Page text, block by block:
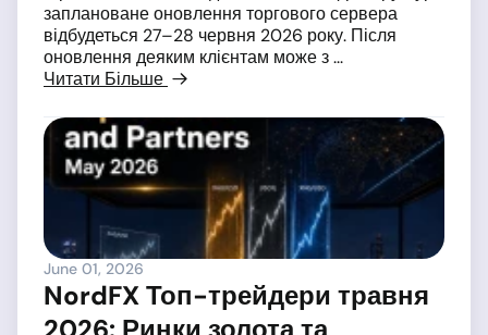
заплановане оновлення торгового сервера
відбудеться 27–28 червня 2026 року. Після
оновлення деяким клієнтам може з ...
Читати Більше
June 01, 2026
NordFX Топ-трейдери травня